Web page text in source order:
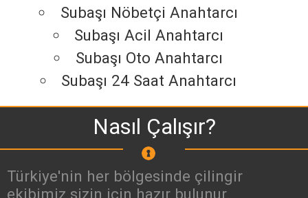
Subaşı Nöbetçi Anahtarcı
Subaşı Acil Anahtarcı
Subaşı Oto Anahtarcı
Subaşı 24 Saat Anahtarcı
Nasıl Çalışır?
Türkiye'nin her bölgesinde çilingir
ekibimiz sizin için hazır bulunur.